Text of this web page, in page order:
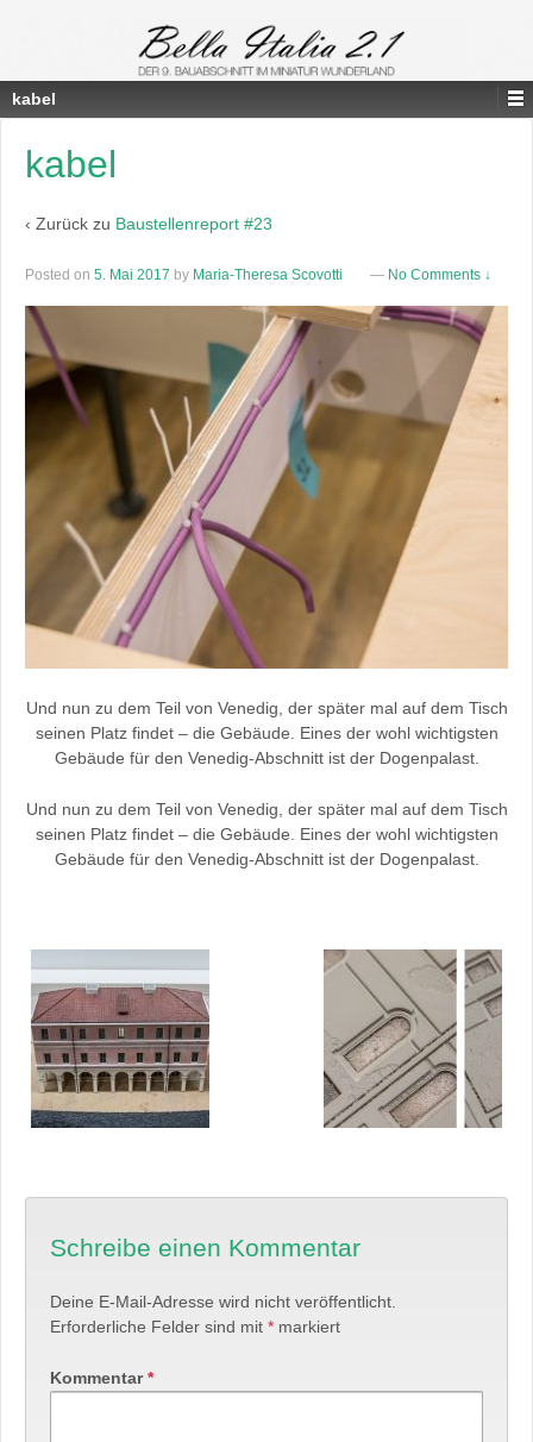
kabel
kabel
‹ Zurück zu Baustellenreport #23
Posted on 5. Mai 2017 by Maria-Theresa Scovotti — No Comments ↓
Und nun zu dem Teil von Venedig, der später mal auf dem Tisch
seinen Platz findet – die Gebäude. Eines der wohl wichtigsten
Gebäude für den Venedig-Abschnitt ist der Dogenpalast.
Und nun zu dem Teil von Venedig, der später mal auf dem Tisch
seinen Platz findet – die Gebäude. Eines der wohl wichtigsten
Gebäude für den Venedig-Abschnitt ist der Dogenpalast.
Schreibe einen Kommentar
Deine E-Mail-Adresse wird nicht veröffentlicht.
Erforderliche Felder sind mit * markiert
Kommentar*